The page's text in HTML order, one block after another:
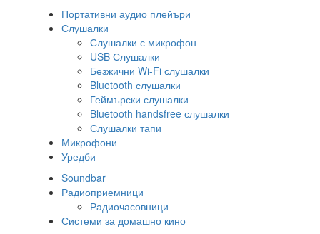
Портативни аудио плейъри
Слушалки
Слушалки с микрофон
USB Слушалки
Безжични Wi-Fi слушалки
Bluetooth слушалки
Геймърски слушалки
Bluetooth handsfree слушалки
Слушалки тапи
Микрофони
Уредби
Soundbar
Радиоприемници
Радиочасовници
Системи за домашно кино